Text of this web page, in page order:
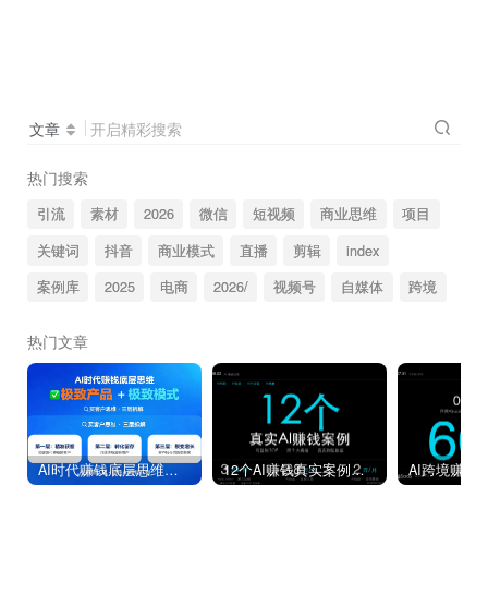
文章 开启精彩搜索
热门搜索
引流 素材 2026 微信 短视频 商业思维
项目
关键词
抖音 商业模式 直播 剪辑
index
案例库
2025 电商 2026/ 视频号 自媒体 跨境
热门文章
AI时代赚钱底层思维：“极致产品+极致模式”。我把买客户思维拆成三层（附自检+落地）附落地指导 12个AI赚钱真实案例｜2026年8月2日：100台Mac mini月入3万美元、AI宠物短剧月入2万（可复制SOP全拆解）